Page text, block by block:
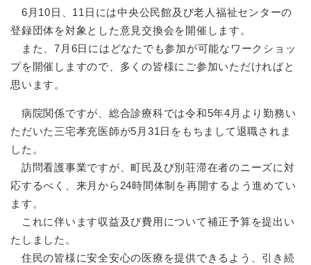
6月10日、11日には中央公民館及び老人福祉センターの
登録団体を対象とした意見交換会を開催します。
また、7月6日にはどなたでも参加が可能なワークショッ
プを開催しますので、多くの皆様にご参加いただければと
思います。
病院関係ですが、総合診療科では令和5年4月より勤務い
ただいた三宅孝充医師が5月31日をもちまして退職されま
した。
訪問看護事業ですが、町民及び別荘滞在者のニーズに対
応するべく、来月から24時間体制を再開するよう進めてい
ます。
これに伴います収益及び費用について補正予算を提出い
たしました。
住民の皆様に安全安心の医療を提供できるよう、引き続